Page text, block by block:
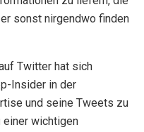
sonst nirgendwo finden
Twitter hat sich
Insider in der
und seine Tweets zu
einer wichtigen